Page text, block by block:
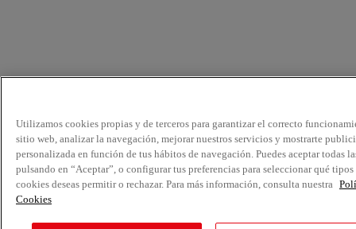
Utilizamos cookies propias y de terceros para garantizar el correcto
sitio web, analizar la navegación, mejorar nuestros servicios y mostrarte
personalizada en función de tus hábitos de navegación. Puedes aceptar todas
pulsando en “Aceptar”, o configurar tus preferencias para seleccionar qué tipos
cookies deseas permitir o rechazar. Para más información, consulta nuestra
Cookies